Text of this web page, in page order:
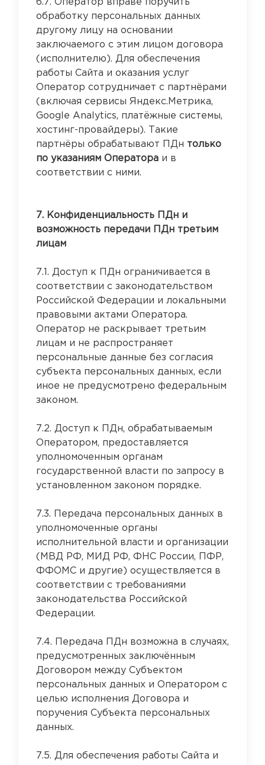
6.7. Оператор вправе поручить
обработку персональных данных
другому лицу на основании
заключаемого с этим лицом договора
(исполнителю). Для обеспечения
работы Сайта и оказания услуг
Оператор сотрудничает с партнёрами
(включая сервисы Яндекс.Метрика,
Google Analytics, платёжные системы,
хостинг-провайдеры). Такие
партнёры обрабатывают ПДн только
по указаниям Оператора и в
соответствии с ними.
7. Конфиденциальность ПДн и
возможность передачи ПДн третьим
лицам
7.1. Доступ к ПДн ограничивается в
соответствии с законодательством
Российской Федерации и локальными
правовыми актами Оператора.
Оператор не раскрывает третьим
лицам и не распространяет
персональные данные без согласия
субъекта персональных данных, если
иное не предусмотрено федеральным
законом.
7.2. Доступ к ПДн, обрабатываемым
Оператором, предоставляется
уполномоченным органам
государственной власти по запросу в
установленном законом порядке.
7.3. Передача персональных данных в
уполномоченные органы
исполнительной власти и организации
(МВД РФ, МИД РФ, ФНС России, ПФР,
ФФОМС и другие) осуществляется в
соответствии с требованиями
законодательства Российской
Федерации.
7.4. Передача ПДн возможна в случаях,
предусмотренных заключённым
Договором между Субъектом
персональных данных и Оператором с
целью исполнения Договора и
поручения Субъекта персональных
данных.
7.5. Для обеспечения работы Сайта и